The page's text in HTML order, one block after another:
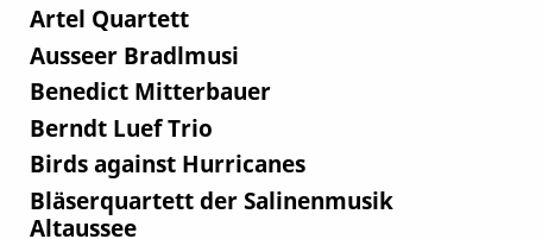
Artel Quartett
Ausseer Bradlmusi
Benedict Mitterbauer
Berndt Luef Trio
Birds against Hurricanes
Bläserquartett der Salinenmusik
Altaussee